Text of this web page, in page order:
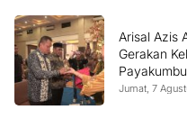
Arisal Azis
Gerakan
Jumat, 7